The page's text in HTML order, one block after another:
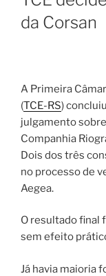
da Corsan
A Primeira
(TCE-RS)
julgamento
Companhia
Dois dos três
no processo de
Aegea.
O resultado final
sem efeito
Já havia maioria